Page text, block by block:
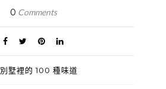
0 Comments
別墅裡的 100 種味道